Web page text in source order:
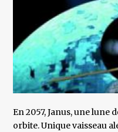
En 2057, Janus, une lune
orbite. Unique vaisseau